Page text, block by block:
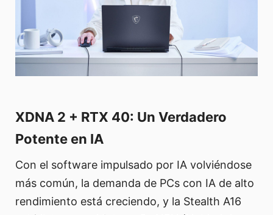
XDNA 2 + RTX 40: Un Verdadero
Potente en IA
Con el software impulsado por IA volviéndose
más común, la demanda de PCs con IA de alto
rendimiento está creciendo, y la Stealth A16